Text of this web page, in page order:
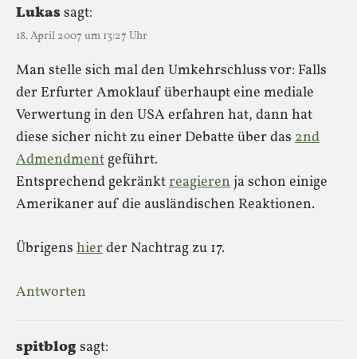
Lukassagt:
18. April 2007 um 13:27 Uhr
Man stelle sich mal den Umkehrschluss vor: Falls
der Erfurter Amoklauf überhaupt eine mediale
Verwertung in den USA erfahren hat, dann hat
diese sicher nicht zu einer Debatte über das 2nd
Admendment geführt.
Entsprechend gekränktreagierenja schon einige
Amerikaner auf die ausländischen Reaktionen.
Übrigens hierder Nachtrag zu 17.
Antworten
spitblogsagt: